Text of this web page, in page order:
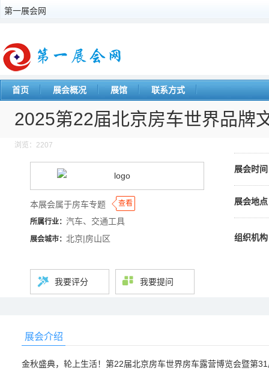
第一展会网
首页 展会概况 展馆 联系方式
2025第22届北京房车世界品牌
浏览：2207
展会时
展会地
组织机构
本展会属于房车专题 ◆
◆查看
所属行业： 汽车、交通工具
展会城市： 北京|房山区
我要评分 我要提问
展会介绍
金秋盛典，轮上生活！第22届北京房车世界房车露营博览会暨第